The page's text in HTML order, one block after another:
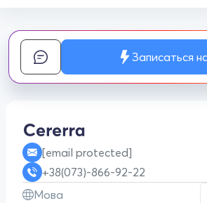
Записаться
[email protected]
+38(073)-866-92-22
Мова